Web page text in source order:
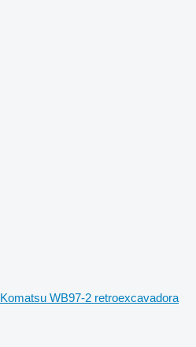
Komatsu WB97-2 retroexcavadora